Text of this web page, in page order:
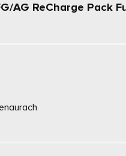
AG ReCharge Pack